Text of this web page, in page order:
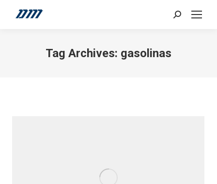
Search:
Tag Archives: gasolinas